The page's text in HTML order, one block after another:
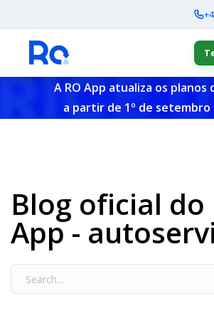
A RO App atualiza os planos
a partir de 1º de setembro
Blog oficial do
App -